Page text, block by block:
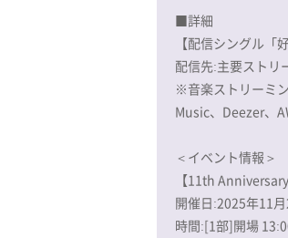
■詳細
【配信シングル「
配信先:主要ストリ
※音楽ストリーミ
Music、Deezer、
＜イベント情報＞
【11th Anniversary
開催日:2025年11
時間:[1部]開場